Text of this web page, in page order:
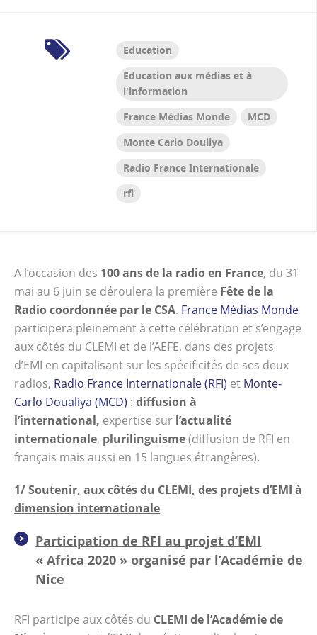
projet, des élèves de l’Académie de Nice ont
été mis en relation avec des classes
d’Abidjan en Côte d’Ivoire. Ils produisent
ensemble des articles, des vidéos et des
podcasts sur les thèmes suivants : contes
augmentés, éducation à l’environnement,
produits est publié sur une plateforme
Education
Education aux médias et à
l'information
France Médias Monde
MCD
Monte Carlo Douliya
Radio France Internationale
rfi
A l’occasion des 100 ans de la radio en France, du 31
mai au 6 juin se déroulera la première Fête de la
Radio coordonnée par le CSA. France Médias Monde
participera pleinement à cette célébration et s’engage
aux côtés du CLEMI et de l’AEFE, dans des projets
d’EMI en capitalisant sur les spécificités de ses deux
radios, Radio France Internationale (RFI) et Monte-
Carlo Doualiya (MCD) : diffusion à
l’international, expertise sur l’actualité
internationale, plurilinguisme(diffusion de RFI en
français mais aussi en 15 langues étrangères).
1/ Soutenir, aux côtés du CLEMI, des projets d’EMI à
dimension internationale
Participation de RFI au projet d’EMI
« Africa 2020 » organisé par l’Académie de
Nice
RFI participe aux côtés du CLEMI de l’Académie de